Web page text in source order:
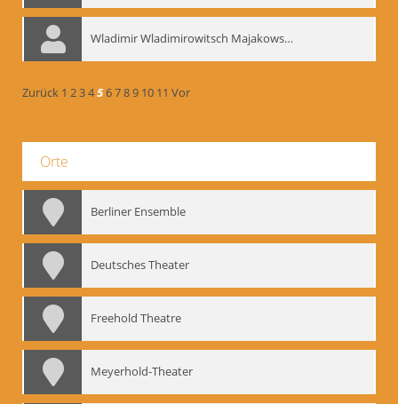
Wladimir Wladimirowitsch Majakowskij
Zurück 1 23456789 10 11 Vor
Orte
Berliner Ensemble
Deutsches Theater
Freehold Theatre
Meyerhold-Theater